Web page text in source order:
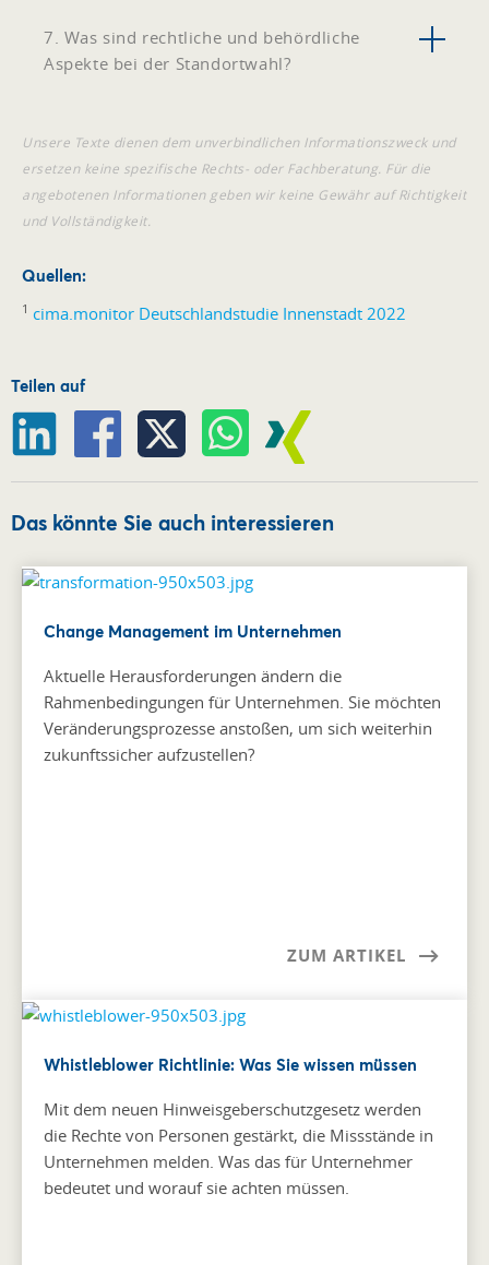
7. Was sind rechtliche und behördliche
Aspekte bei der Standortwahl?
Unsere Texte dienen dem unverbindlichen Informationszweck und
ersetzen keine spezifische Rechts- oder Fachberatung. Für die
angebotenen Informationen geben wir keine Gewähr auf Richtigkeit
und Vollständigkeit.
Quellen:
1 cima.monitor Deutschlandstudie Innenstadt 2022
Teilen auf
Das könnte Sie auch interessieren
Change Management im Unternehmen
Aktuelle Herausforderungen ändern die
Rahmenbedingungen für Unternehmen. Sie möchten
Veränderungsprozesse anstoßen, um sich weiterhin
zukunftssicher aufzustellen?
ZUM ARTIKEL
Whistleblower Richtlinie: Was Sie wissen müssen
Mit dem neuen Hinweisgeberschutzgesetz werden
die Rechte von Personen gestärkt, die Missstände in
Unternehmen melden. Was das für Unternehmer
bedeutet und worauf sie achten müssen.